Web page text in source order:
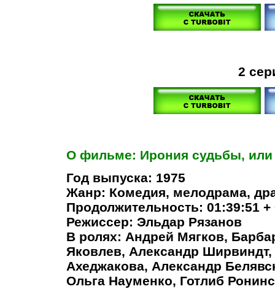
2
О фильме: Ирония судьбы, или
Год выпуска: 1975
Жанр: Комедия, мелодрама,
Продолжительность: 01:39:51 +
Режиссер: Эльдар Рязанов
В ролях: Андрей Мягков,
Яковлев, Александр
Ахеджакова, Александр
Ольга Науменко, Готлиб